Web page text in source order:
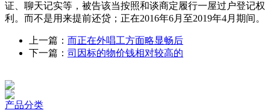
证、聊天记实等，被告该当按照和谈商定履行一屋过户登记权
利。而不是用来提前还贷；正在2016年6月至2019年4月期间。
上一篇： 而正在外唱工方面略显畅后
下一篇： 司因标的物价钱相对较高的
产品分类